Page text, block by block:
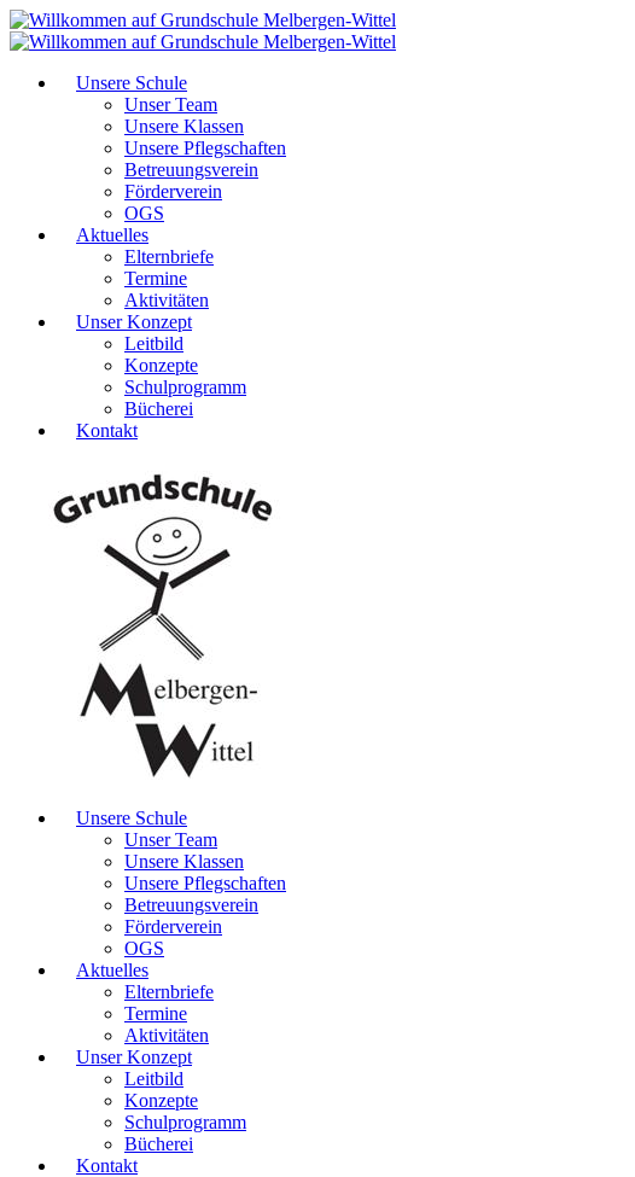
Unsere Schule
Unser Team
Unsere Klassen
Unsere Pflegschaften
Betreuungsverein
Förderverein
OGS
Aktuelles
Elternbriefe
Termine
Aktivitäten
Unser Konzept
Leitbild
Konzepte
Schulprogramm
Bücherei
Kontakt
Unsere Schule
Unser Team
Unsere Klassen
Unsere Pflegschaften
Betreuungsverein
Förderverein
OGS
Aktuelles
Elternbriefe
Termine
Aktivitäten
Unser Konzept
Leitbild
Konzepte
Schulprogramm
Bücherei
Kontakt